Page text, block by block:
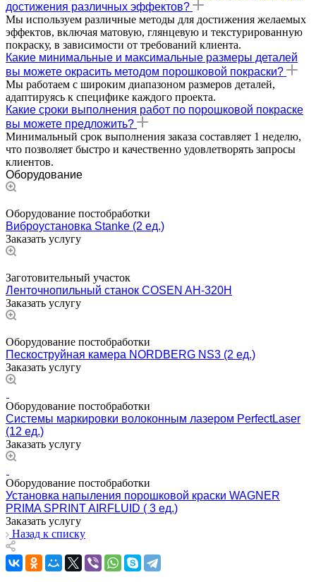
достижения различных эффектов?
Мы используем различные методы для достижения желаемых
эффектов, включая матовую, глянцевую и текстурированную
покраску, в зависимости от требований клиента.
Какие минимальные и максимальные размеры деталей
вы можете окрасить методом порошковой покраски?
Мы работаем с широким диапазоном размеров деталей,
адаптируясь к специфике каждого проекта.
Какие сроки выполнения работ по порошковой покраске
вы можете предложить?
Минимальный срок выполнения заказа составляет 1 неделю,
что позволяет быстро и качественно удовлетворять запросы
клиентов.
Оборудование
Оборудование постобработки
Виброустановка Stanke (2 ед.)
Заказать услугу
Заготовительный участок
Ленточнопильный станок COSEN AH-320H
Заказать услугу
Оборудование постобработки
Пескоструйная камера NORDBERG NS3 (2 ед.)
Заказать услугу
Оборудование постобработки
Системы маркировки волоконным лазером PerfectLaser
(12 ед.)
Заказать услугу
Оборудование постобработки
Установка напыления порошковой краски WAGNER
PRIMA SPRINT AIRFLUID ( 3 ед.)
Заказать услугу
Назад к списку